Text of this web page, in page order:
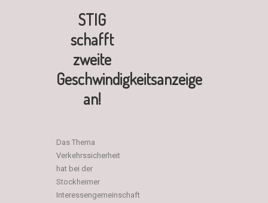
STIG
schafft
zweite
Geschwindigkeitsanzeige
an!
Das Thema
Verkehrssicherheit
hat bei der
Stockheimer
Interessengemeinschaft